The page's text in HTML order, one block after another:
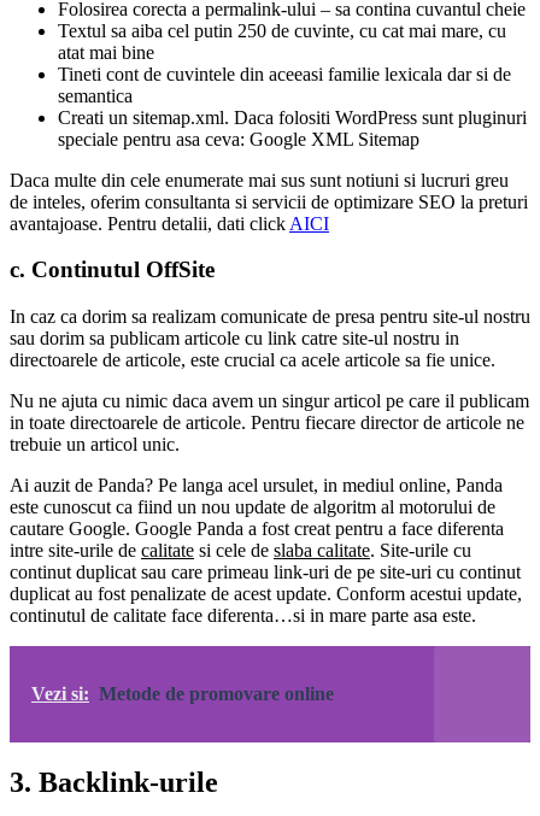
Folosirea corecta a permalink-ului – sa contina cuvantul cheie
Textul sa aiba cel putin 250 de cuvinte, cu cat mai mare, cu
atat mai bine
Tineti cont de cuvintele din aceeasi familie lexicala dar si de
semantica
Creati un sitemap.xml. Daca folositi WordPress sunt pluginuri
speciale pentru asa ceva: Google XML Sitemap
Daca multe din cele enumerate mai sus sunt notiuni si lucruri greu
de inteles, oferim consultanta si servicii de optimizare SEO la preturi
avantajoase. Pentru detalii, dati click AICI
c. Continutul OffSite
In caz ca dorim sa realizam comunicate de presa pentru site-ul nostru
sau dorim sa publicam articole cu link catre site-ul nostru in
directoarele de articole, este crucial ca acele articole sa fie unice.
Nu ne ajuta cu nimic daca avem un singur articol pe care il publicam
in toate directoarele de articole. Pentru fiecare director de articole ne
trebuie un articol unic.
Ai auzit de Panda? Pe langa acel ursulet, in mediul online, Panda
este cunoscut ca fiind un nou update de algoritm al motorului de
cautare Google. Google Panda a fost creat pentru a face diferenta
intre site-urile de calitate si cele de slaba calitate. Site-urile cu
continut duplicat sau care primeau link-uri de pe site-uri cu continut
duplicat au fost penalizate de acest update. Conform acestui update,
continutul de calitate face diferenta…si in mare parte asa este.
Vezi si: Metode de promovare online
3. Backlink-urile